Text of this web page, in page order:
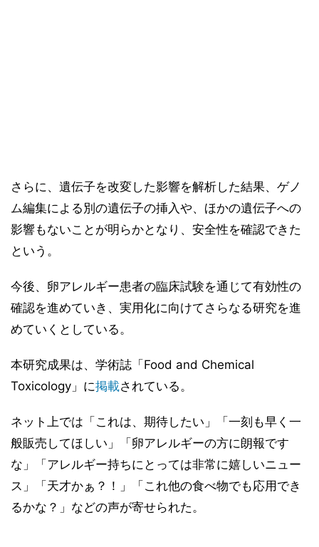
さらに、遺伝子を改変した影響を解析した結果、ゲノ
ム編集による別の遺伝子の挿入や、ほかの遺伝子への
影響もないことが明らかとなり、安全性を確認できた
という。
今後、卵アレルギー患者の臨床試験を通じて有効性の
確認を進めていき、実用化に向けてさらなる研究を進
めていくとしている。
本研究成果は、学術誌「Food and Chemical
Toxicology」に掲載されている。
ネット上では「これは、期待したい」「一刻も早く一
般販売してほしい」「卵アレルギーの方に朗報です
な」「アレルギー持ちにとっては非常に嬉しいニュー
ス」「天才かぁ？！」「これ他の食べ物でも応用でき
るかな？」などの声が寄せられた。